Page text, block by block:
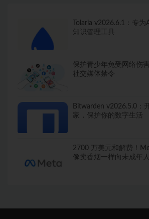
Tolaria v2026.6.1：专
知识管理工具
保护青少年免受网络伤
社交媒体禁令
Bitwarden v2026.5.0：
家，保护你的数字生活
2700 万美元和解费！
像卖香烟一样向未成年